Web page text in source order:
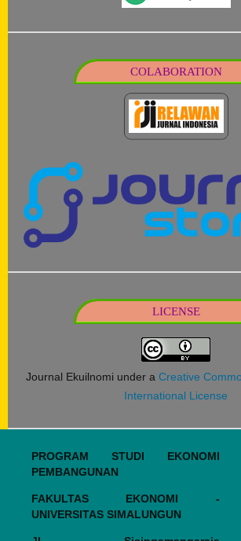
COLABORATION
LICENSE
Journal Ekuilnomi under a Creative
International License
PROGRAM STUDI EKONOMI
PEMBANGUNAN
FAKULTAS EKONOMI -
UNIVERSITAS SIMALUNGUN